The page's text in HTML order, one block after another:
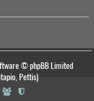
© phpBB Limited
Pettis)